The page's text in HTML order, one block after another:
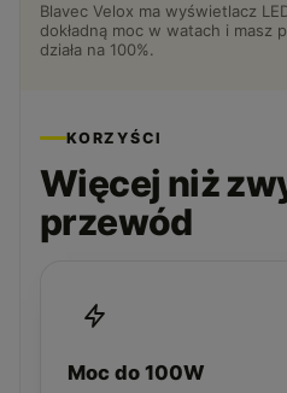
Blavec Velox ma wyświetlacz
dokładną moc w watach i masz
działa na 100%.
KORZYŚCI
Więcej niż
przewód
Moc do 100W